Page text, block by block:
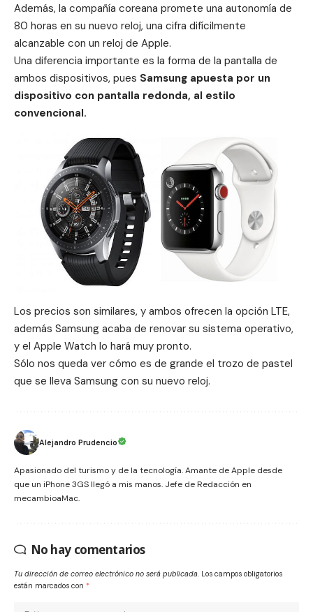
Además, la compañía coreana promete una autonomía de
80 horas en su nuevo reloj, una cifra difícilmente
alcanzable con un reloj de Apple.
Una diferencia importante es la forma de la pantalla de
ambos dispositivos, pues Samsung apuesta por un
dispositivo con pantalla redonda, al estilo
convencional.
Los precios son similares, y ambos ofrecen la opción LTE,
además Samsung acaba de renovar su sistema operativo,
y el Apple Watch lo hará muy pronto.
Sólo nos queda ver cómo es de grande el trozo de pastel
que se lleva Samsung con su nuevo reloj.
Alejandro Prudencio
Apasionado del turismo y de la tecnología. Amante de Apple desde
que un iPhone 3GS llegó a mis manos. Jefe de Redacción en
mecambioaMac.
No hay comentarios
Tu dirección de correo electrónico no será publicada. Los campos obligatorios
están marcados con *